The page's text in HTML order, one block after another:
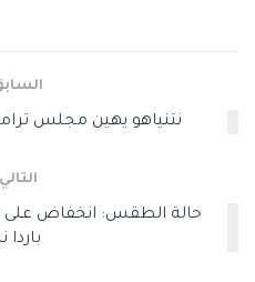
نتنياهو يهين مجلس
التالي
حالة الطقس: انخفاض على
باردا